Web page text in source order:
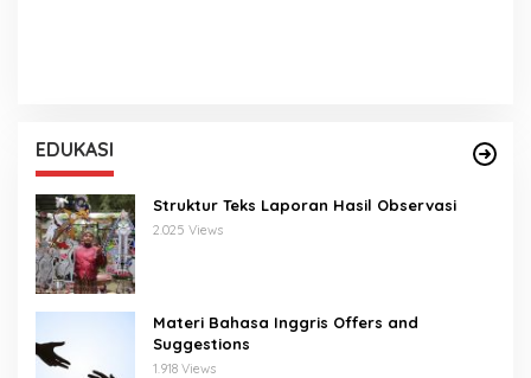
EDUKASI
Struktur Teks Laporan Hasil Observasi
2.025 Views
Materi Bahasa Inggris Offers and
Suggestions
1.918 Views